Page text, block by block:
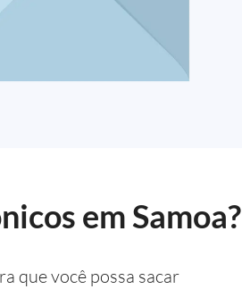
em Samoa?
que você possa sacar